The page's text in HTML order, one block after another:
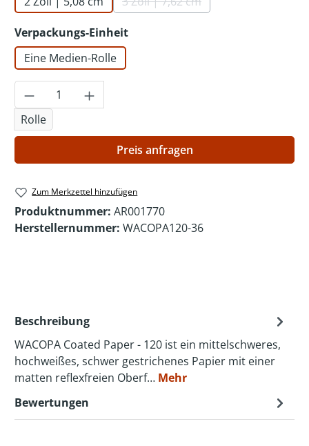
(Diese Option ist zurzeit nicht
Verpackungs-Einheitauswählen
Eine Medien-Rolle
Produkt Anzahl: Gib den gewünschten
Rolle
Preis anfragen
Zum Merkzettel hinzufügen
Produktnummer: AR001770
Herstellernummer: WACOPA120-36
Beschreibung
WACOPA Coated Paper - 120 ist ein mittelschweres,
hochweißes, schwer gestrichenes Papier mit einer
matten reflexfreien Oberf… Mehr
Bewertungen